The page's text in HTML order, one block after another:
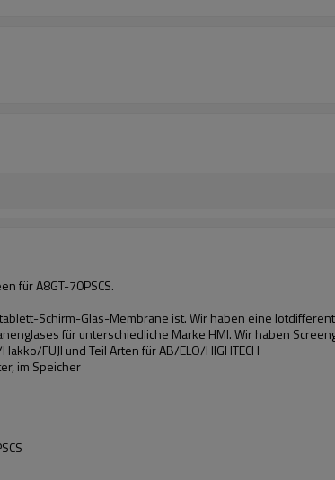
für A8GT-70PSCS.
Schirm-Glas-Membrane ist. Wir haben eine
für unterschiedliche Marke HMI. Wir haben
FUJI und Teil Arten für AB/ELO/HIGHTECH
im Speicher